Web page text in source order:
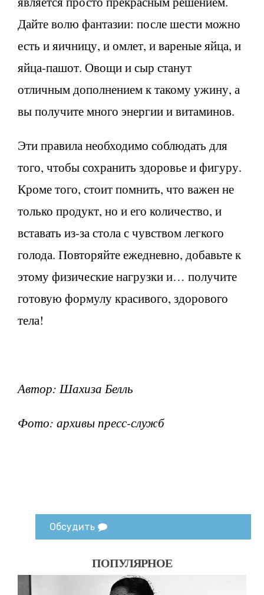
Дайте волю фантазии: после шести можно
есть и яичницу, и омлет, и вареные яйца, и
яйца-пашот. Овощи и сыр станут
отличным дополнением к такому ужину, а
вы получите много энергии и витаминов.
Эти правила необходимо соблюдать для
того, чтобы сохранить здоровье и фигуру.
Кроме того, стоит помнить, что важен не
только продукт, но и его количество, и
вставать из-за стола с чувством легкого
голода. Повторяйте ежедневно, добавьте к
этому физические нагрузки и… получите
готовую формулу красивого, здорового
тела!
Автор: Шахиза Белль
Фото: архивы пресс-служб
Обсудить
ПОПУЛЯРНОЕ